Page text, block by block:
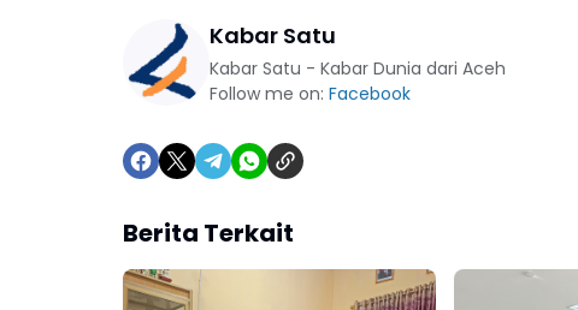
Kabar Satu
Kabar Satu - Kabar Dunia dari Aceh
Follow me on: Facebook
Berita Terkait